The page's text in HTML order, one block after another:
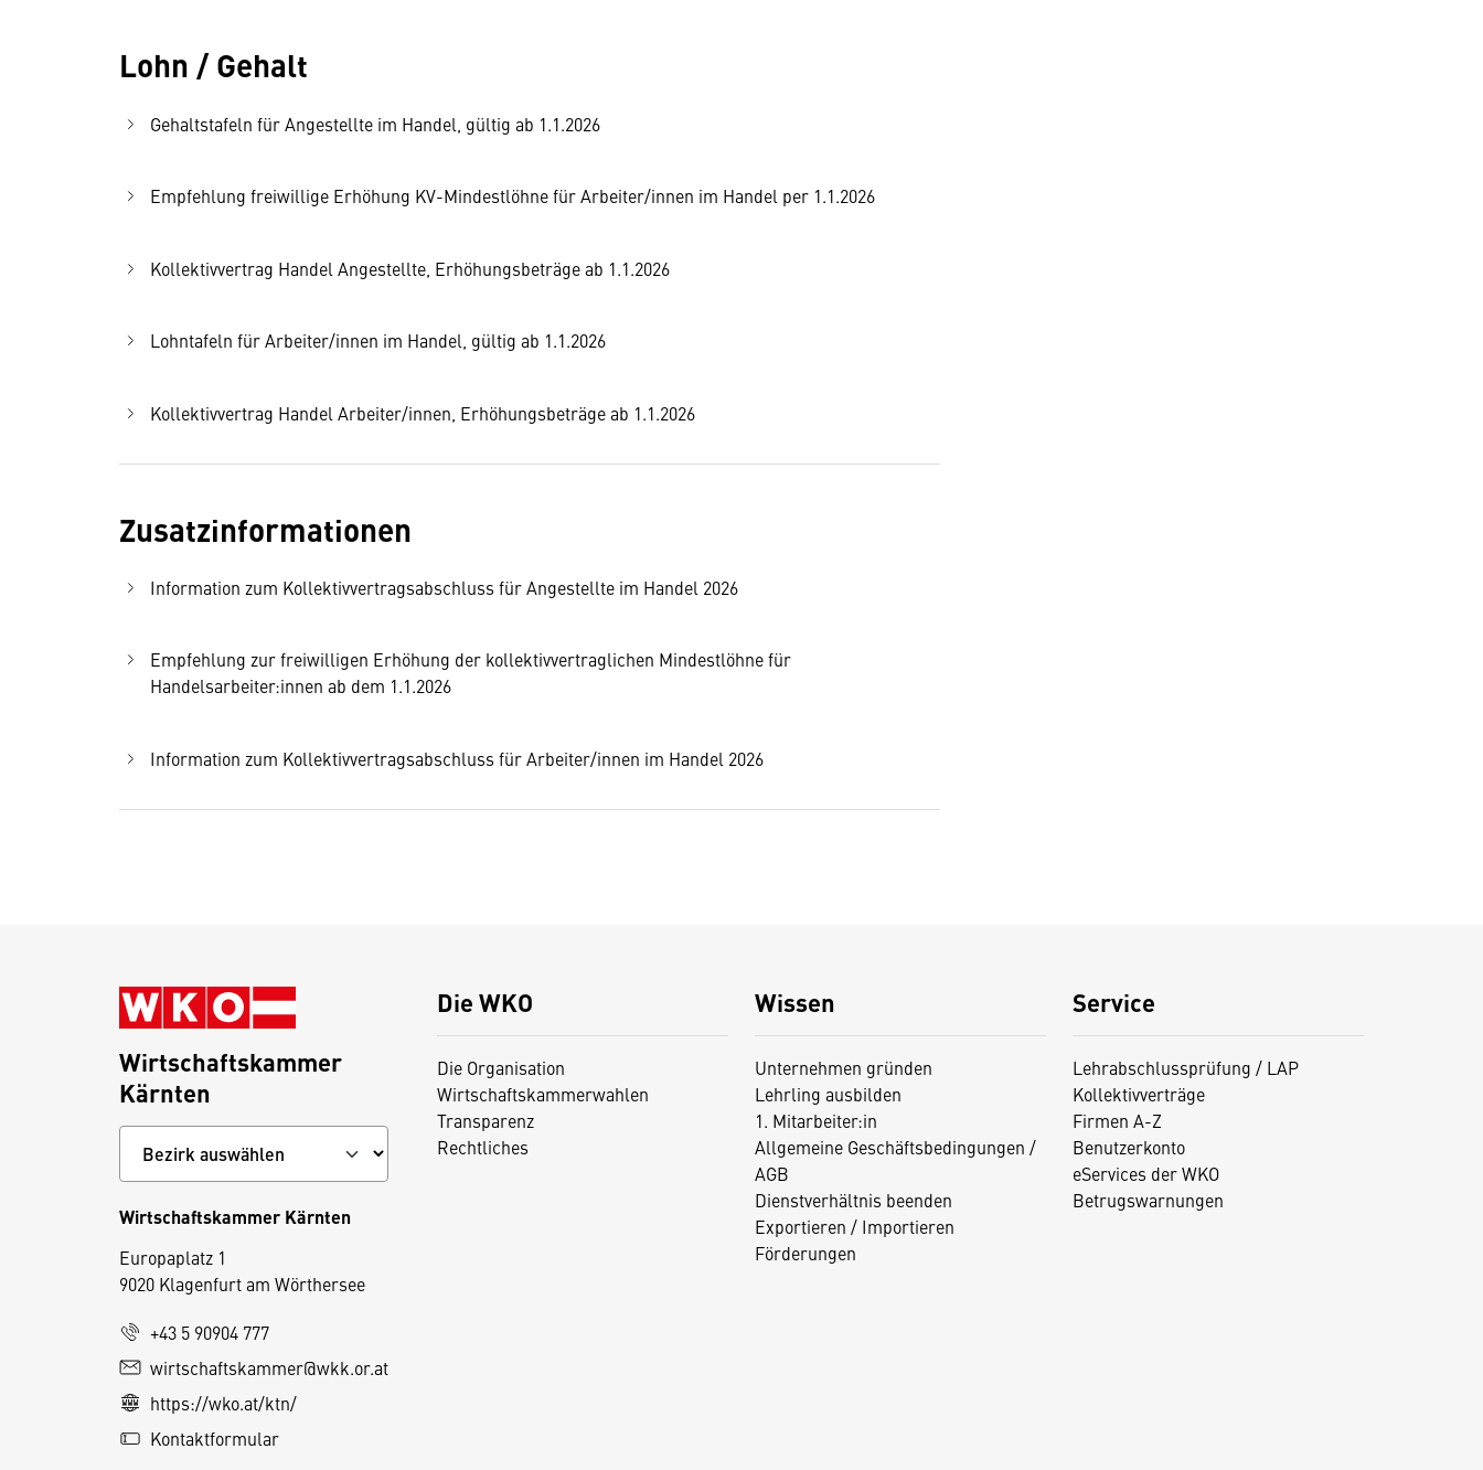
Lohn / Gehalt
Gehaltstafeln für Angestellte im Handel, gültig ab 1.1.2026
Empfehlung freiwillige Erhöhung KV-Mindestlöhne für Arbeiter/innen im Handel per 1.1.2026
Kollektivvertrag Handel Angestellte, Erhöhungsbeträge ab 1.1.2026
Lohntafeln für Arbeiter/innen im Handel, gültig ab 1.1.2026
Kollektivvertrag Handel Arbeiter/innen, Erhöhungsbeträge ab 1.1.2026
Zusatzinformationen
Information zum Kollektivvertragsabschluss für Angestellte im Handel 2026
Empfehlung zur freiwilligen Erhöhung der kollektivvertraglichen Mindestlöhne für
Handelsarbeiter:innen ab dem 1.1.2026
Information zum Kollektivvertragsabschluss für Arbeiter/innen im Handel 2026
Die WKO
Die Organisation
Wirtschaftskammerwahlen
Transparenz
Rechtliches
Wissen
Unternehmen gründen
Lehrling ausbilden
1. Mitarbeiter:in
Allgemeine Geschäftsbedingungen /
AGB
Dienstverhältnis beenden
Exportieren / Importieren
Förderungen
Service
Lehrabschlussprüfung / LAP
Kollektivverträge
Firmen A-Z
Benutzerkonto
eServices der WKO
Betrugswarnungen
Wirtschaftskammer
Kärnten
Wirtschaftskammer Kärnten
Europaplatz 1
9020 Klagenfurt am Wörthersee
+43 5 90904 777
wirtschaftskammer@wkk.or.at
https://wko.at/ktn/
Kontaktformular